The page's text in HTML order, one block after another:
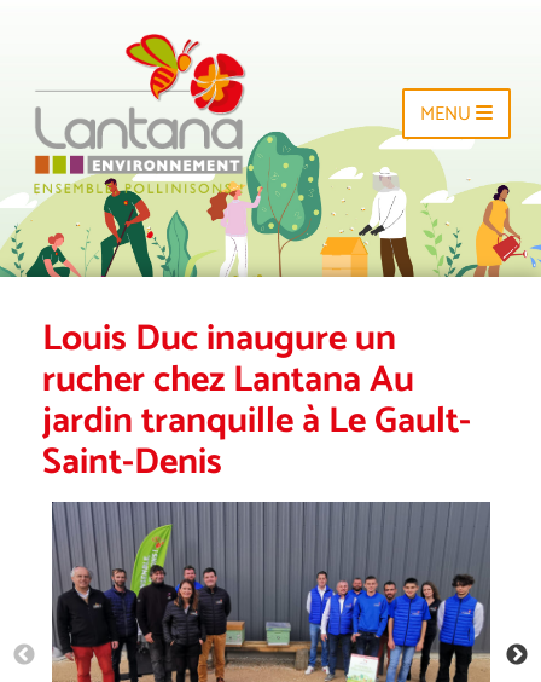
MENU
Louis Duc inaugure un
rucher chez Lantana Au
jardin tranquille à Le Gault-
Saint-Denis